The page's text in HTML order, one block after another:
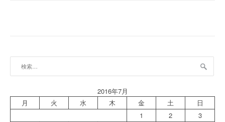
2016年7月
月
火 水 木 金 土
日
1
2
3